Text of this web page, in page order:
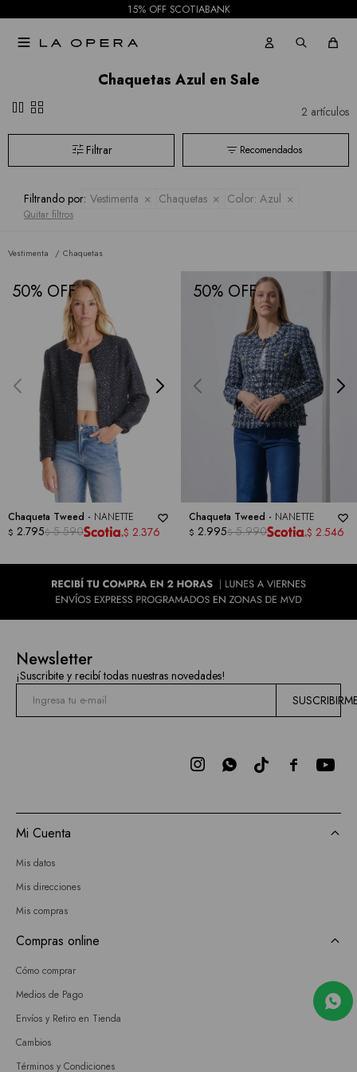
15% OFF SCOTIABANK

Chaquetas Azul en Sale
pause grid_view 2 artículos
Recomendados
Filtrando por: Vestimenta Chaquetas Color: Azul
Quitar filtros
Vestimenta Chaquetas
50
Chaqueta Tweed - NANETTE
$ 2.795$ 5.590 $ 2.376
50
Chaqueta Tweed - NANETTE
$ 2.995$ 5.990 $ 2.546
Newsletter
¡Suscribite y recibí todas nuestras novedades!

 
Mi Cuenta
Mis datos
Mis direcciones
Mis compras
Compras online
Cómo comprar
Medios de Pago
Envíos y Retiro en Tienda
Cambios
Términos y Condiciones
Shorts
BCBGMAXAZRIA
Bebe
Todas
las